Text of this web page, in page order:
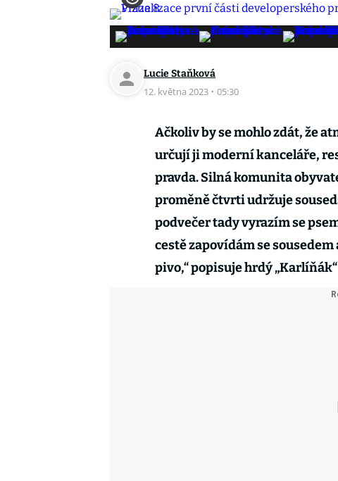
Lucie Staňková
12. května 2023 · 05:30
Ačkoliv by se mohlo zdát, že
určují ji moderní kanceláře,
pravda. Silná komunita
proměně čtvrti udržuje
podvečer tady vyrazím se
cestě zapovídám se
pivo,“ popisuje hrdý